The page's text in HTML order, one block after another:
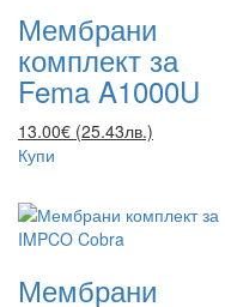
Мембрани
комплект за
Fema A1000U
13.00€ (25.43лв.)
Купи
Мембрани